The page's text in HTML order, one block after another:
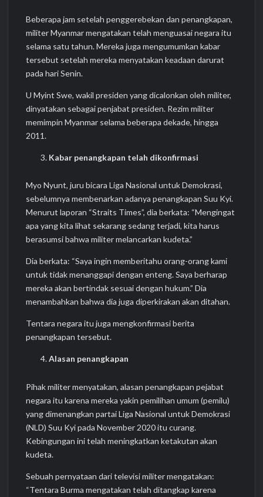
Beberapa jam setelah penggerebekan dan penangkapan,
militer Myanmar mengatakan telah menguasai negara itu
selama satu tahun. Mereka juga mengumumkan kabar
tersebut setelah mereka menyatakan keadaan darurat
pada hari Senin.
U Myint Swe, wakil presiden yang dicalonkan oleh militer,
dinyatakan sebagai penjabat presiden. Rezim militer
memimpin Myanmar selama beberapa dekade, hingga
2011.
Kabar penangkapan telah dikonfirmasi
Myo Nyunt, juru bicara Liga Nasional untuk Demokrasi,
sebelumnya membenarkan adanya penangkapan Suu Kyi.
Menurut laporan “Straits Times”, dia berkata: “Mengingat
apa yang kita lihat sekarang sedang terjadi, kita harus
berasumsi bahwa militer melancarkan kudeta.”
Dia berkata: “Saya ingin memberitahu orang-orang kami
untuk tidak menanggapi dengan enteng. Saya berharap
mereka akan bertindak sesuai dengan hukum.” Dia
menambahkan bahwa dia juga diperkirakan akan ditahan.
Tentara negara itu juga mengkonfirmasi berita
penangkapan tersebut.
Alasan penangkapan
Pihak militer menyatakan, alasan penangkapan pejabat
negara itu karena mereka yakin pemilihan umum (pemilu)
yang dimenangkan partai Liga Nasional untuk Demokrasi
(NLD) Suu Kyi pada November 2020 itu curang.
Kebingungan ini telah meningkatkan ketakutan akan
kudeta.
Sebuah pernyataan dari televisi militer mengatakan:
“Tentara Burma mengatakan telah ditangkap karena